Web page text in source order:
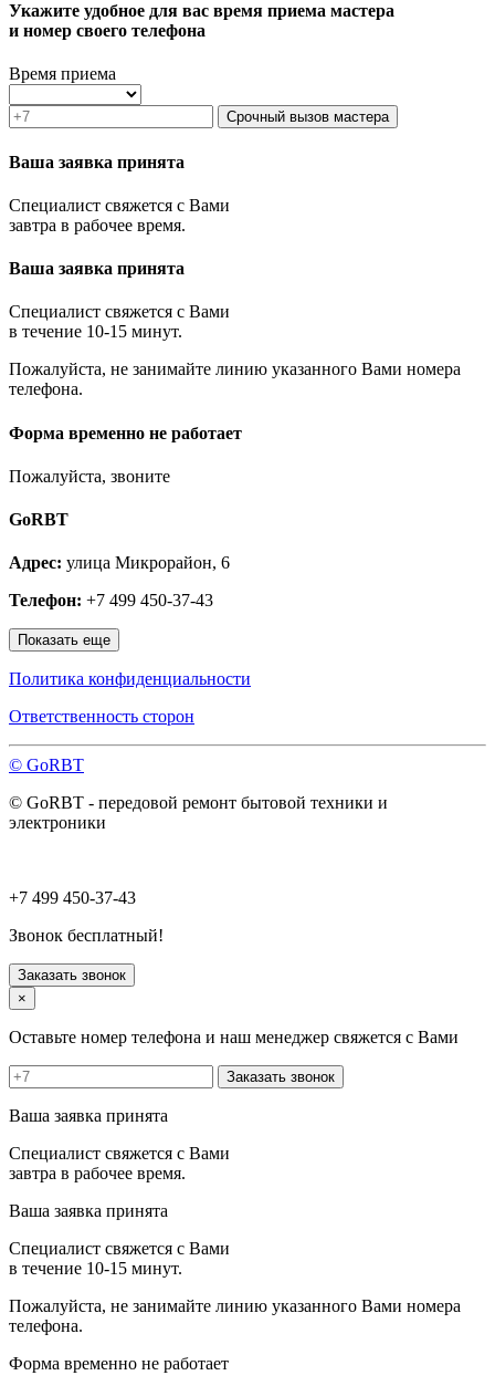
Жуковский
Зарайск
Зеленоград
Ивантеевка
Истра
Кашира
Клин
Королёв
Котельники
Красногорск
Краснознаменск
Кубинка
Ликино-Дулёво
Лобня
Луховицы
Люберцы
Малаховка
Можайск
Москва и МО
Наро-Фоминск
Ногинск
Одинцово
Ожерелье
Орехово-Зуево
Пересвет
Подольск
Протвино
Пущино
Раменское
Руза
Сергиев Посад
Серпухов
Солнечногорск
Старая Купавна
Ступино
Фрязино
Химки
Хотьково
Чехов
Шатура
Щелково
Щербинка
Электрогорск
Электросталь
Электроугли
Яхрома
Укажите удобное для вас время приема мастера
и номер своего телефона
Время приема
Срочный вызов мастера
Ваша заявка принята
Специалист свяжется с Вами
завтра в рабочее время.
Ваша заявка принята
Специалист свяжется с Вами
в течение 10-15 минут.
Пожалуйста, не занимайте линию указанного Вами номера
телефона.
Форма временно не работает
Пожалуйста, звоните
GoRBT
Адрес: улица Микрорайон, 6
Телефон: +7 499 450-37-43
Показать еще
Политика конфиденциальности
Ответственность сторон
© GoRBT
© GoRBT - передовой ремонт бытовой техники и
электроники
+7 499 450-37-43
Звонок бесплатный!
Заказать звонок
×
Оставьте номер телефона и наш менеджер свяжется с Вами
Заказать звонок
Ваша заявка принята
Специалист свяжется с Вами
завтра в рабочее время.
Ваша заявка принята
Специалист свяжется с Вами
в течение 10-15 минут.
Пожалуйста, не занимайте линию указанного Вами номера
телефона.
Форма временно не работает